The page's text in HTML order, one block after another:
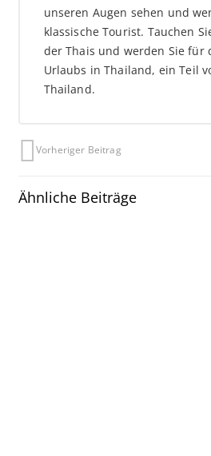
unseren Augen sehen und
klassische Tourist. Tauchen
der Thais und werden Sie für
Urlaubs in Thailand, ein Teil
Thailand.
Vorheriger Beitrag
Ähnliche Beiträge